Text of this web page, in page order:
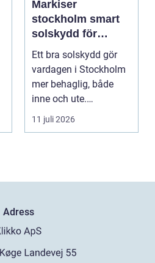
Markiser
stockholm smart
solskydd för
stadsliv och
uteplatser
Ett bra solskydd gör
vardagen i Stockholm
mer behaglig, både
inne och ute.
Somrarna kan vara
varma, ...
11 juli 2026
Adress